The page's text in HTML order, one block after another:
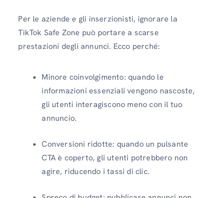
Per le aziende e gli inserzionisti, ignorare la
TikTok Safe Zone può portare a scarse
prestazioni degli annunci. Ecco perché:
Minore coinvolgimento: quando le
informazioni essenziali vengono nascoste,
gli utenti interagiscono meno con il tuo
annuncio.
Conversioni ridotte: quando un pulsante
CTA è coperto, gli utenti potrebbero non
agire, riducendo i tassi di clic.